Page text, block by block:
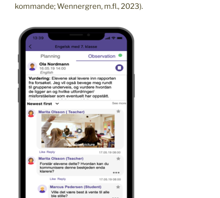
kommande; Wennergren, m.fl., 2023).